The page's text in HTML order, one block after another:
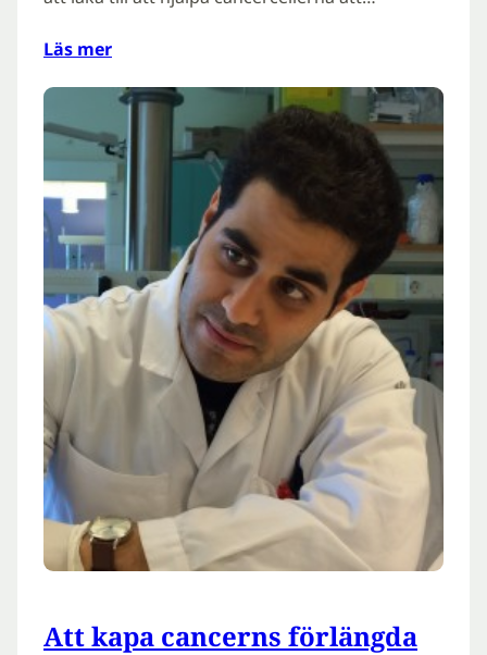
Läs mer
Att kapa cancerns förlängda